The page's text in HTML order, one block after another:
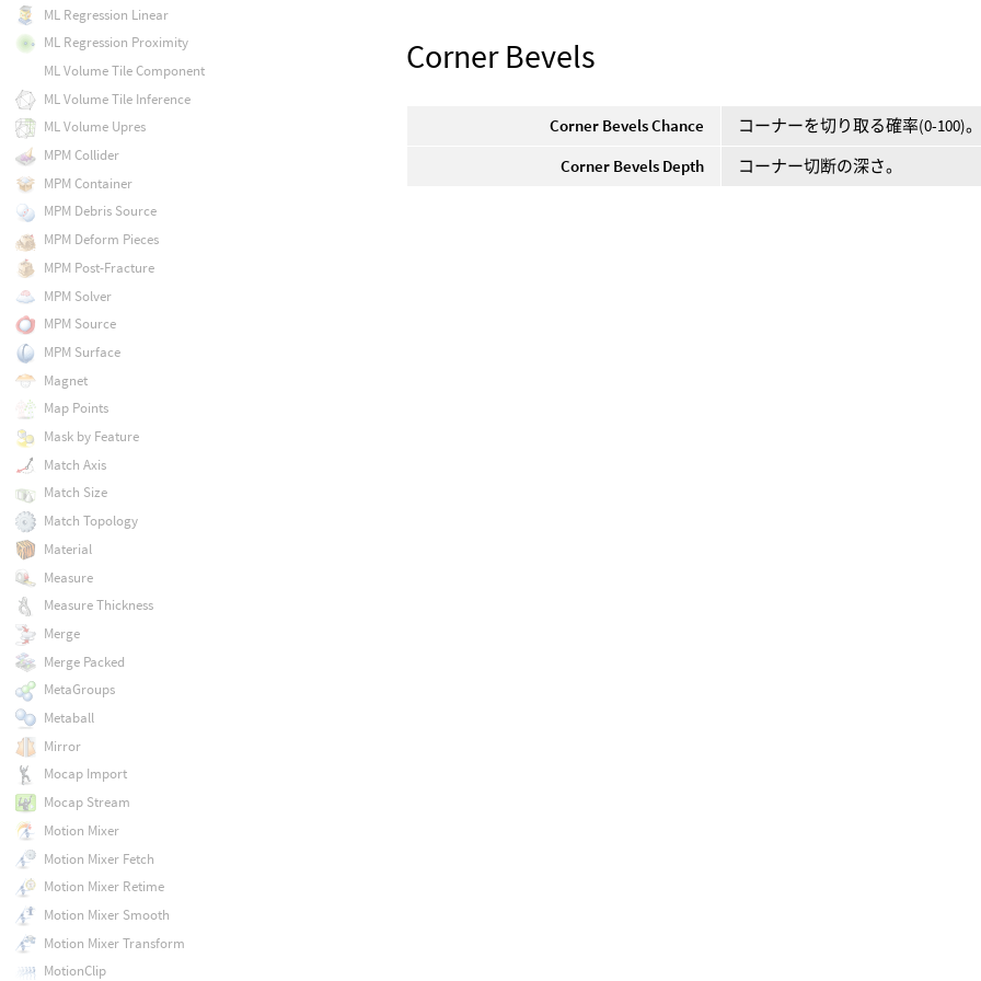
Corner Bevels
Corner Bevels Chance
コーナーを切り取る確率(0-100)
Corner Bevels Depth
コーナー切断の深さ。
ML Regression Linear
ML Regression Proximity
ML Volume Tile Component
ML Volume Tile Inference
ML Volume Upres
MPM Collider
MPM Container
MPM Debris Source
MPM Deform Pieces
MPM Post-Fracture
MPM Solver
MPM Source
MPM Surface
Magnet
Map Points
Mask by Feature
Match Axis
Match Size
Match Topology
Material
Measure
Measure Thickness
Merge
Merge Packed
MetaGroups
Metaball
Mirror
Mocap Import
Mocap Stream
Motion Mixer
Motion Mixer Fetch
Motion Mixer Retime
Motion Mixer Smooth
Motion Mixer Transform
MotionClip